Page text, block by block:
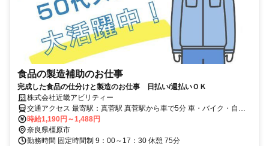
食品の製造補助のお仕事
完成した食品の仕分けと製造のお仕事 日払い/週払いＯＫ
株式会社近畿アビリティー
交通アクセス 最寄駅：真菅駅 真菅駅から車で5分 車・バイク・自転
車通勤OK 橿原市・大和高田市・大和郡山市・桜井市・磯城郡田原本
町・香芝市・葛城市からのアクセスも◎
時給1,190円～1,488円
奈良県橿原市
勤務時間 固定時間制 9：00～17：30 休憩 75分